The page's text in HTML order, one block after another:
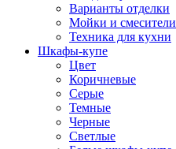
Варианты отделки
Мойки и смесители
Техника для кухни
Шкафы-купе
Цвет
Коричневые
Серые
Темные
Черные
Светлые